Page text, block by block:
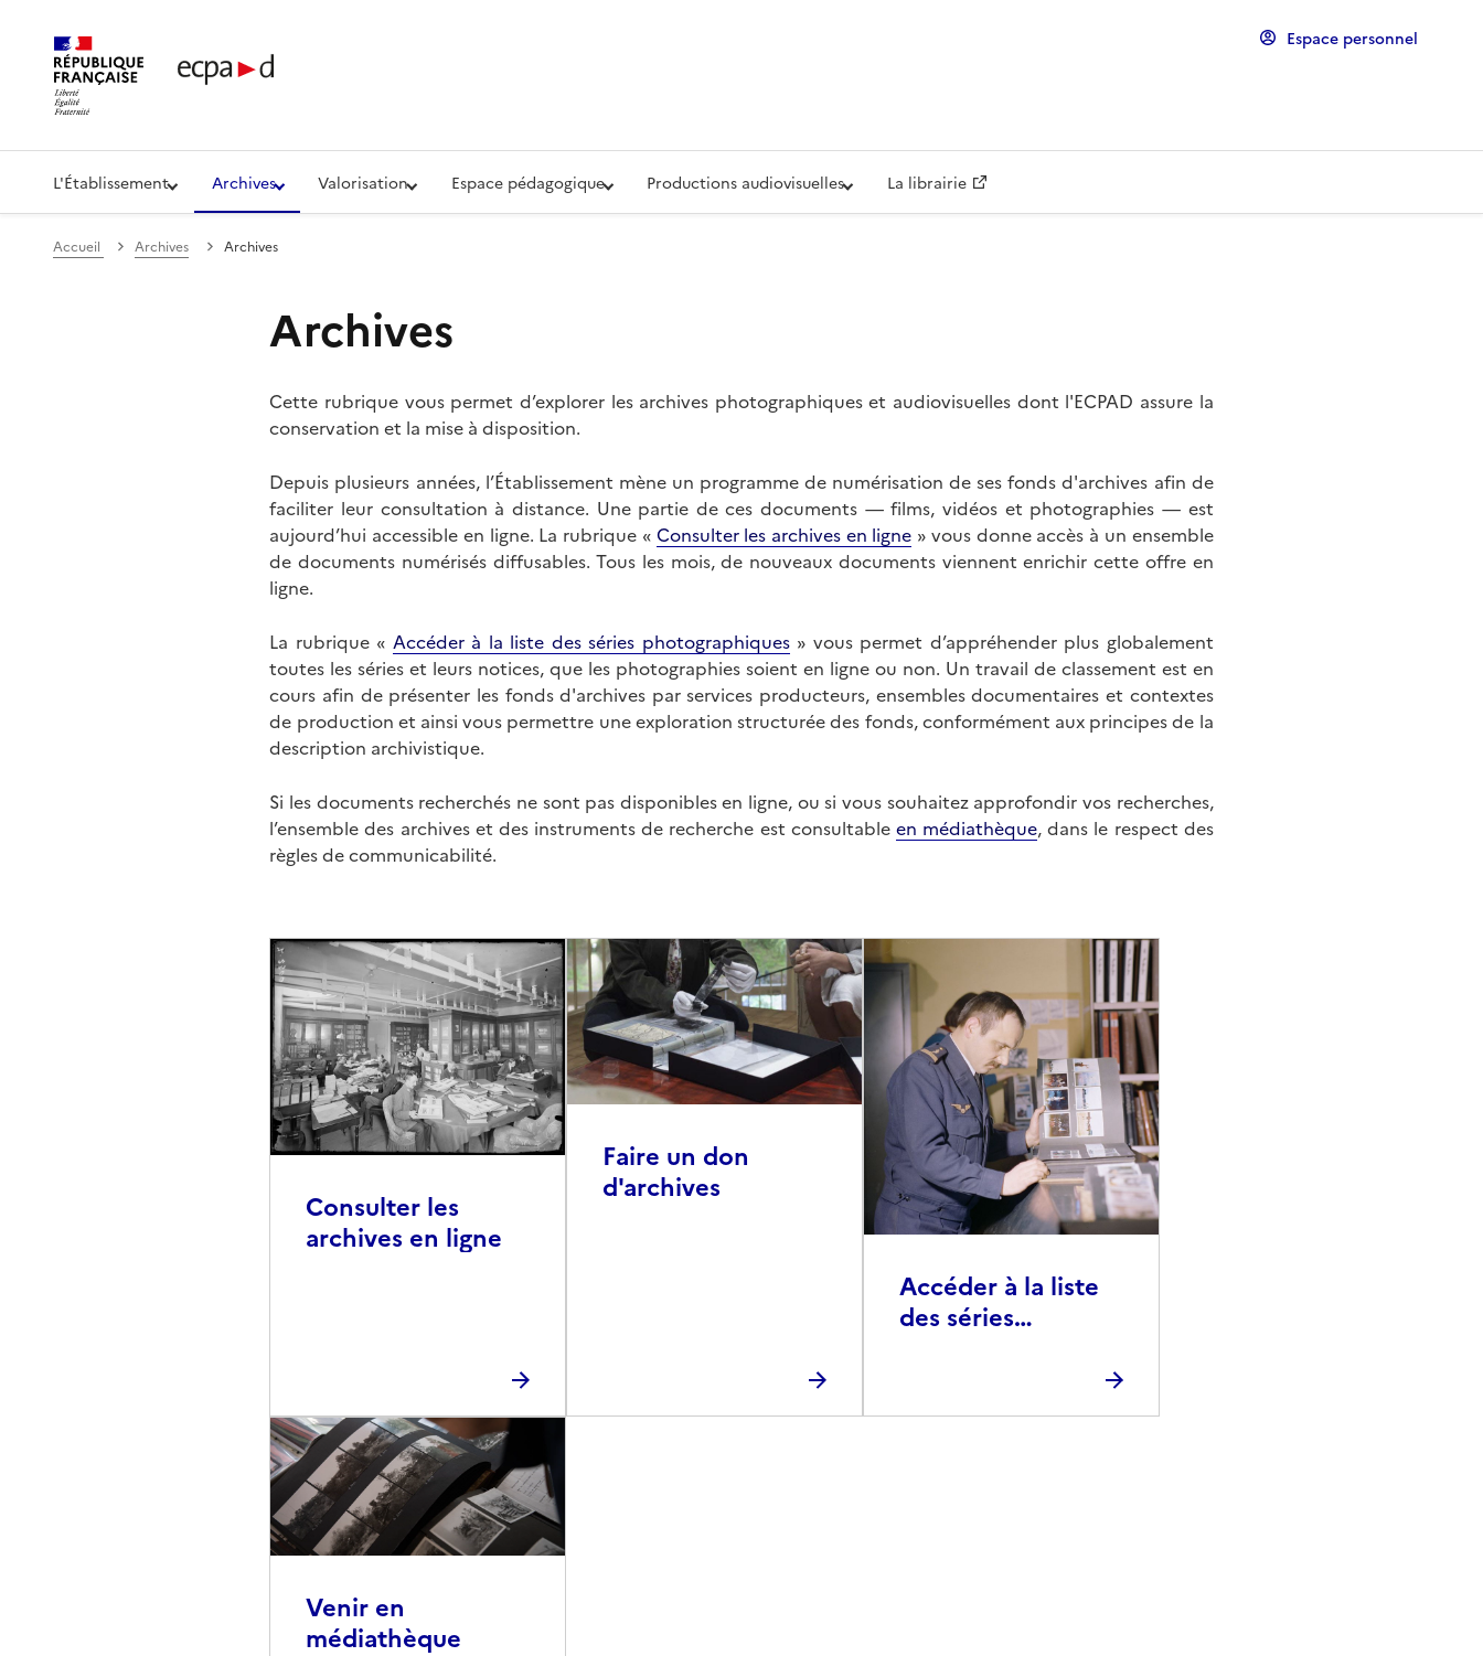
Établissement de communication et de production audiovisuelle de la Défense (ECPAD) Espace personnel
L'Établissement Archives Valorisation Espace pédagogique Productions audiovisuelles La librairie
Accueil Archives Archives
Archives
Cette rubrique vous permet d’explorer les archives photographiques et audiovisuelles dont l'ECPAD assure la
conservation et la mise à disposition.
Depuis plusieurs années, l’Établissement mène un programme de numérisation de ses fonds d'archives afin de
faciliter leur consultation à distance. Une partie de ces documents — films, vidéos et photographies — est
aujourd’hui accessible en ligne. La rubrique « Consulter les archives en ligne » vous donne accès à un ensemble
de documents numérisés diffusables. Tous les mois, de nouveaux documents viennent enrichir cette offre en
ligne.
La rubrique « Accéder à la liste des séries photographiques» vous permet d’appréhender plus globalement
toutes les séries et leurs notices, que les photographies soient en ligne ou non. Un travail de classement est en
cours afin de présenter les fonds d'archives par services producteurs, ensembles documentaires et contextes
de production et ainsi vous permettre une exploration structurée des fonds, conformément aux principes de la
description archivistique.
Si les documents recherchés ne sont pas disponibles en ligne, ou si vous souhaitez approfondir vos recherches,
l’ensemble des archives et des instruments de recherche est consultable en médiathèque, dans le respect des
règles de communicabilité.
Consulter les
archives en ligne
Faire un don
d'archives
Accéder à la liste
des séries
Venir en
médiathèque